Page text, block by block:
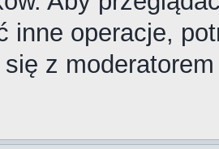
inne operacje,
z